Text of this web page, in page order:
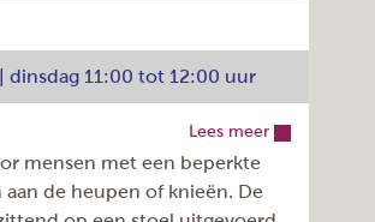
1, Amstelveen
dinsdag 11:00 tot 12:00 uur
Lees meer
mensen met een beperkte
de heupen of knieën. De